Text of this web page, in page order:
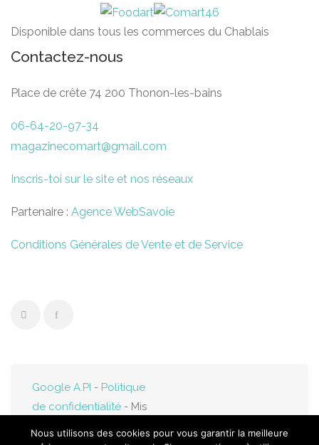
Disponible dans tous les commerces du Chablais
Contactez-nous
Place de crête 74 200 Thonon-les-bains
06-64-20-97-34
magazinecomart@gmail.com
Inscris-toi sur le site et nos réseaux
Partenaire : Agence WebSavoie
Conditions Générales de Vente et de Service
Google A.PI - Politique
de confidentialité - Mis
Nous utilisons des cookies pour vous garantir la meilleure